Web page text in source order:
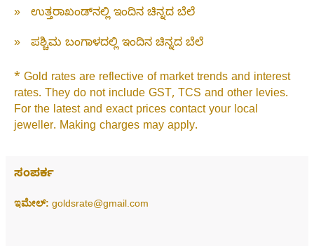
»
ಉತ್ತರಾಖಂಡ್‌ನಲ್ಲಿ ಇಂದಿನ ಚಿನ್ನದ ಬೆಲೆ
»
ಪಶ್ಚಿಮ ಬಂಗಾಳದಲ್ಲಿ ಇಂದಿನ ಚಿನ್ನದ ಬೆಲೆ
* Gold rates are reflective of market trends and interest
rates. They do not include GST, TCS and other levies.
For the latest and exact prices contact your local
jeweller. Making charges may apply.
ಸಂಪರ್ಕ
ಇಮೇಲ್: goldsrate@gmail.com